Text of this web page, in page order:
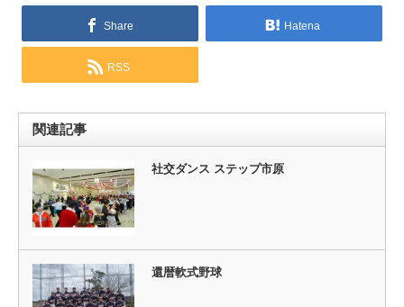
Share Hatena
RSS
関連記事
社交ダンス ステップ市原
還暦軟式野球